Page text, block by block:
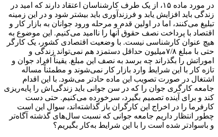
در مورد ماده ۱۵، از یک طرف کارشناسان اعتقاد دارند که امید در
زندگی باید افزایش یابد و فرزندآوری باید بیشتر شود و در این زمینه
تبلیغ می‌کنند، اما در اولین قدم و مرحله ورود جوانان به بازار کار و
اقتصاد با پرداخت نصف حقوق آنها را ناامید می‌کنیم. این موضوع به
هیچ عنوان کارشناسی نیست. با وضعیت اقتصادی کشور، یک کارگر
حتی با مبلغ ۷/۸میلیون حداقل دستمزد هم نمی‌تواند زندگی و
اموراتش را بگذراند چه برسد به نصف این مبلغ. یقیناً افراد جوان و
تازه کار با این شرایط وارد بازار کار نمی‌شوند و مطمئناً مساله
اشتغال در صورت تصویب این ماده حادتر می‌شود. با این اقدام
جامعه کارگری جوان را که در سن جوانی باید زندگی‌اش را پایه‌ریزی
کند و برای آینده تصمیم بگیرد، سرخورده می‌کنیم. حتی دست
کارفرما را در اخراج این کارگران باز گذاشته‌اند، سوال این است
چطور انتظار داریم جامعه جوانی که نسبت سال‌های گذشته آگاه‌تر
و باسوادتر شده است را با این شرایط به‌کار بگیریم؟